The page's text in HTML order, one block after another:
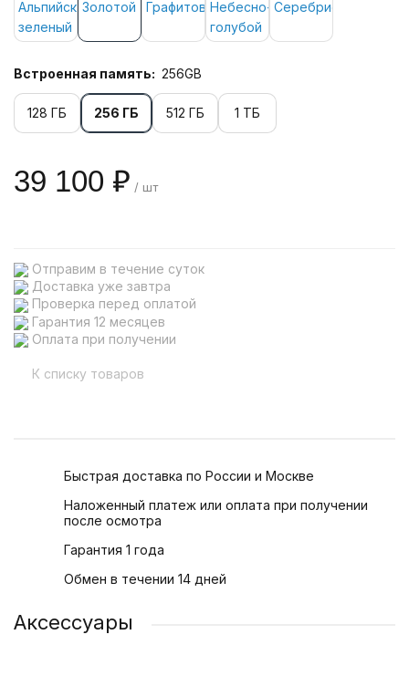
Встроенная память: 256GB
128 ГБ 256 ГБ 512 ГБ 1 ТБ
39 100 ₽ / шт
Отправим в течение суток
Доставка уже завтра
Проверка перед оплатой
Гарантия 12 месяцев
Оплата при получении
К списку товаров
Быстрая доставка по России и Москве
Наложенный платеж или оплата при получении
после осмотра
Гарантия 1 года
Обмен в течении 14 дней
Аксессуары